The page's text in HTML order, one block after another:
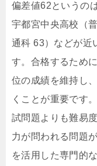
偏差値62というの
宇都宮中央高校（
通科 63）などが近
す。合格するため
位の成績を維持し
くことが重要です
試問題よりも難易
力が問われる問題
を活用した専門的